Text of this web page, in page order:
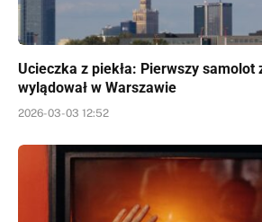
Ucieczka z piekła: Pierwszy samolot
wylądował w Warszawie
2026-03-03 12:52